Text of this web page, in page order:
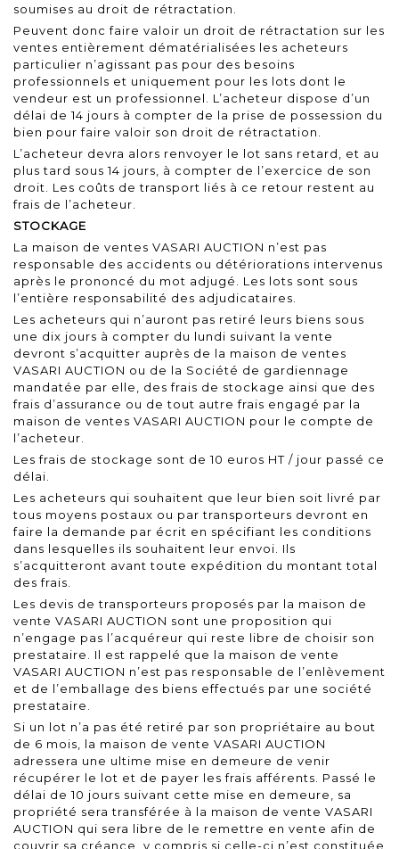
soumises au droit de rétractation.
Peuvent donc faire valoir un droit de rétractation sur les
ventes entièrement dématérialisées les acheteurs
particulier n’agissant pas pour des besoins
professionnels et uniquement pour les lots dont le
vendeur est un professionnel. L’acheteur dispose d’un
délai de 14 jours à compter de la prise de possession du
bien pour faire valoir son droit de rétractation.
L’acheteur devra alors renvoyer le lot sans retard, et au
plus tard sous 14 jours, à compter de l’exercice de son
droit. Les coûts de transport liés à ce retour restent au
frais de l’acheteur.
STOCKAGE
La maison de ventes VASARI AUCTION n’est pas
responsable des accidents ou détériorations intervenus
après le prononcé du mot adjugé. Les lots sont sous
l’entière responsabilité des adjudicataires.
Les acheteurs qui n’auront pas retiré leurs biens sous
une dix jours à compter du lundi suivant la vente
devront s’acquitter auprès de la maison de ventes
VASARI AUCTION ou de la Société de gardiennage
mandatée par elle, des frais de stockage ainsi que des
frais d’assurance ou de tout autre frais engagé par la
maison de ventes VASARI AUCTION pour le compte de
l’acheteur.
Les frais de stockage sont de 10 euros HT / jour passé ce
délai.
Les acheteurs qui souhaitent que leur bien soit livré par
tous moyens postaux ou par transporteurs devront en
faire la demande par écrit en spécifiant les conditions
dans lesquelles ils souhaitent leur envoi. Ils
s’acquitteront avant toute expédition du montant total
des frais.
Les devis de transporteurs proposés par la maison de
vente VASARI AUCTION sont une proposition qui
n’engage pas l’acquéreur qui reste libre de choisir son
prestataire. Il est rappelé que la maison de vente
VASARI AUCTION n’est pas responsable de l’enlèvement
et de l’emballage des biens effectués par une société
prestataire.
Si un lot n’a pas été retiré par son propriétaire au bout
de 6 mois, la maison de vente VASARI AUCTION
adressera une ultime mise en demeure de venir
récupérer le lot et de payer les frais afférents. Passé le
délai de 10 jours suivant cette mise en demeure, sa
propriété sera transférée à la maison de vente VASARI
AUCTION qui sera libre de le remettre en vente afin de
couvrir sa créance, y compris si celle-ci n’est constituée